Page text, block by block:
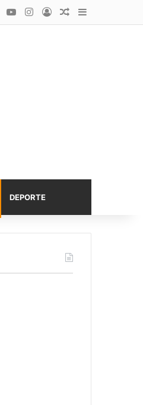
YouTubeInstagram
AccesoPublicación al
Barra lateral
DEPORTE